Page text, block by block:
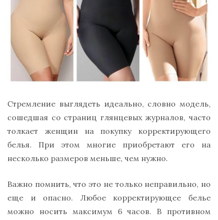
Стремление выглядеть идеально, словно модель,
сошедшая со страниц глянцевых журналов, часто
толкает женщин на покупку корректирующего
белья. При этом многие приобретают его на
несколько размеров меньше, чем нужно.
Важно помнить, что это не только неправильно, но
еще и опасно. Любое корректирующее белье
можно носить максимум 6 часов. В противном